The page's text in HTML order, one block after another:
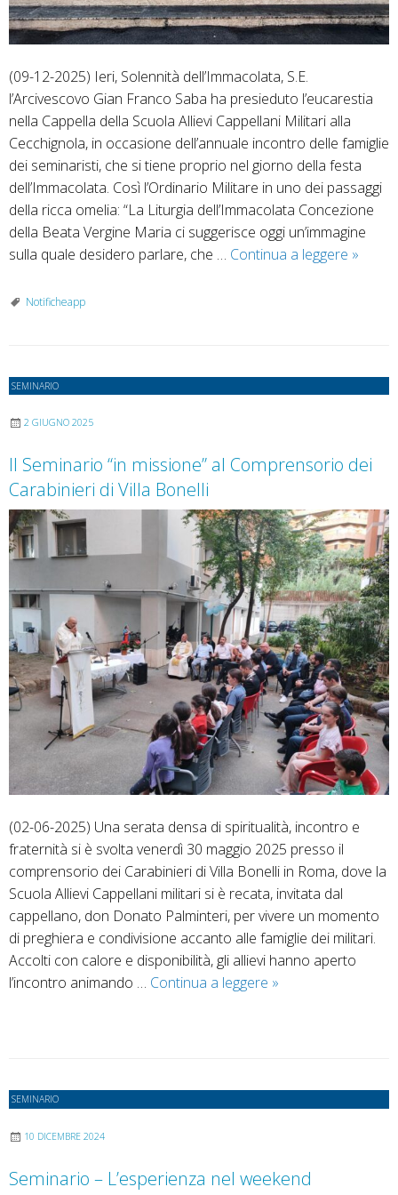
(09-12-2025) Ieri, Solennità dell’Immacolata, S.E.
l’Arcivescovo Gian Franco Saba ha presieduto l’eucarestia
nella Cappella della Scuola Allievi Cappellani Militari alla
Cecchignola, in occasione dell’annuale incontro delle famiglie
dei seminaristi, che si tiene proprio nel giorno della festa
dell’Immacolata. Così l’Ordinario Militare in uno dei passaggi
della ricca omelia: “La Liturgia dell’Immacolata Concezione
della Beata Vergine Maria ci suggerisce oggi un’immagine
sulla quale desidero parlare, che … Continua a leggere Per
»
Notificheapp
SEMINARIO
2 GIUGNO 2025
Il Seminario “in missione” al Comprensorio dei
Carabinieri di Villa Bonelli
(02-06-2025) Una serata densa di spiritualità, incontro e
fraternità si è svolta venerdì 30 maggio 2025 presso il
comprensorio dei Carabinieri di Villa Bonelli in Roma, dove la
Scuola Allievi Cappellani militari si è recata, invitata dal
cappellano, don Donato Palminteri, per vivere un momento
di preghiera e condivisione accanto alle famiglie dei militari.
Accolti con calore e disponibilità, gli allievi hanno aperto
l’incontro animando … Continua a leggere Il
Comprensorio
dei
Villa
»
SEMINARIO
10 DICEMBRE 2024
Seminario – L’esperienza nel weekend